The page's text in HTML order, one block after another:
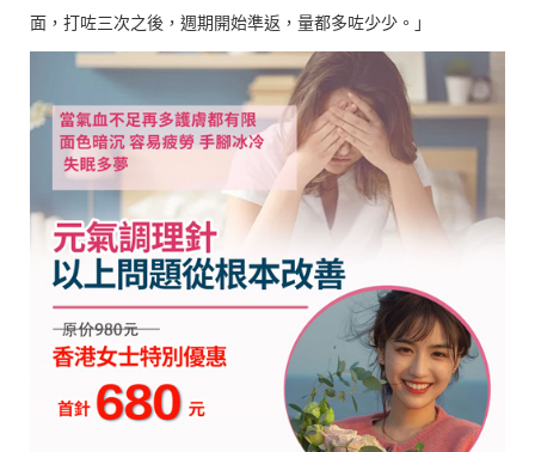
面，打咗三次之後，週期開始準返，量都多咗少少。」